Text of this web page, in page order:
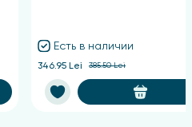
Есть в наличии
346.95 Lei 385.50 Lei